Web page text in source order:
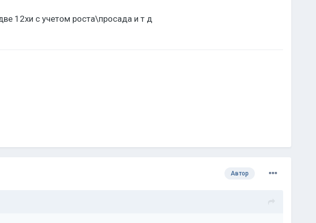
12хи с учетом роста\просада и т д
Автор